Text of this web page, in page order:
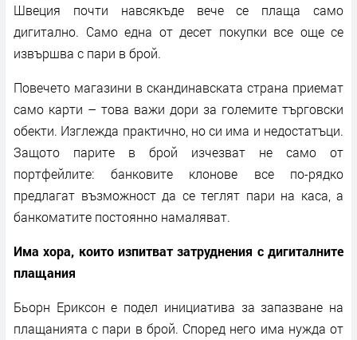
Швеция почти навсякъде вече се плаща само
дигитално. Само една от десет покупки все още се
извършва с пари в брой.
Повечето магазини в скандинавската страна приемат
само карти – това важи дори за големите търговски
обекти. Изглежда практично, но си има и недостатъци.
Защото парите в брой изчезват не само от
портфейлите: банковите клонове все по-рядко
предлагат възможност да се теглят пари на каса, а
банкоматите постоянно намаляват.
Има хора, които изпитват затруднения с дигиталните
плащания
Бьорн Ериксон е подел инициатива за запазване на
плащанията с пари в брой. Според него има нужда от